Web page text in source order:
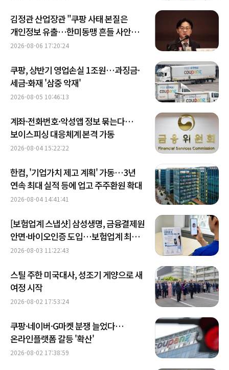
김정관 산업장관 "쿠팡 사태 본질은
개인정보 유출…한미동맹 흔들 사안
아냐"
2026-08-06 17:20:24
쿠팡, 상반기 영업손실 1조원…과징금·
세금·화재 '삼중 악재'
2026-08-05 10:46:13
계좌·전화번호·악성앱 정보 묶는다…
보이스피싱 대응체계 본격 가동
2026-08-04 15:22:22
한컴, '기업가치 제고 계획' 가동…3년
연속 최대 실적 등에 업고 주주환원 확대
2026-08-04 14:41:41
[보험업계 스냅샷] 삼성생명, 금융결제원
안면·바이오인증 도입…보험업계 최초
外
2026-08-03 11:22:43
스틸 주한 미국대사, 성조기 게양으로 새
여정 시작
2026-08-02 17:53:24
쿠팡·네이버·G마켓 분쟁 늘었다…
온라인플랫폼 갈등 '확산'
2026-08-02 17:38:59